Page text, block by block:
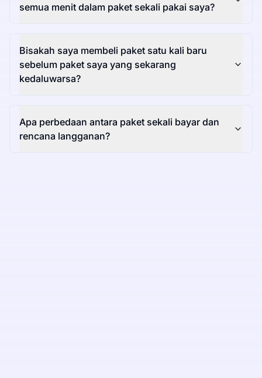
semua menit dalam paket sekali pakai saya?
Bisakah saya membeli paket satu kali baru
sebelum paket saya yang sekarang
kedaluwarsa?
Apa perbedaan antara paket sekali bayar dan
rencana langganan?